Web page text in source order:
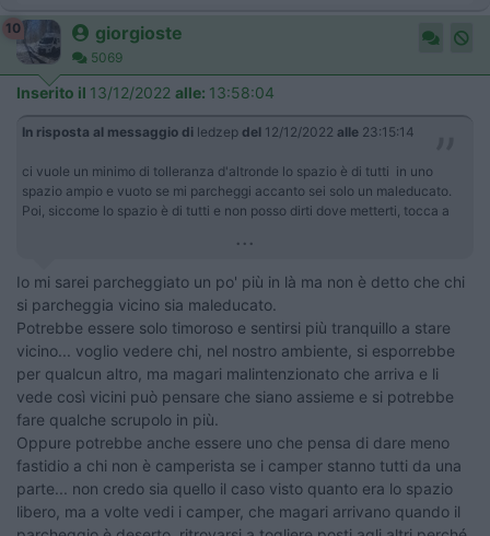
10 giorgioste
5069
Inserito il 13/12/2022 alle: 13:58:04
In risposta al messaggio di ledzep del 12/12/2022 alle 23:15:14
ci vuole un minimo di tolleranza d'altronde lo spazio è di tutti in uno
spazio ampio e vuoto se mi parcheggi accanto sei solo un maleducato.
Poi, siccome lo spazio è di tutti e non posso dirti dove metterti, tocca a
...
Io mi sarei parcheggiato un po' più in là ma non è detto che chi
si parcheggia vicino sia maleducato.
Potrebbe essere solo timoroso e sentirsi più tranquillo a stare
vicino... voglio vedere chi, nel nostro ambiente, si esporrebbe
per qualcun altro, ma magari malintenzionato che arriva e li
vede così vicini può pensare che siano assieme e si potrebbe
fare qualche scrupolo in più.
Oppure potrebbe anche essere uno che pensa di dare meno
fastidio a chi non è camperista se i camper stanno tutti da una
parte... non credo sia quello il caso visto quanto era lo spazio
libero, ma a volte vedi i camper, che magari arrivano quando il